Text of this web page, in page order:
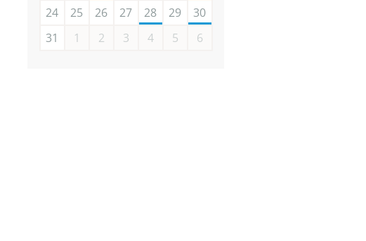
24
25 26 27 28 29
30
31
1 2 3 4 5 6